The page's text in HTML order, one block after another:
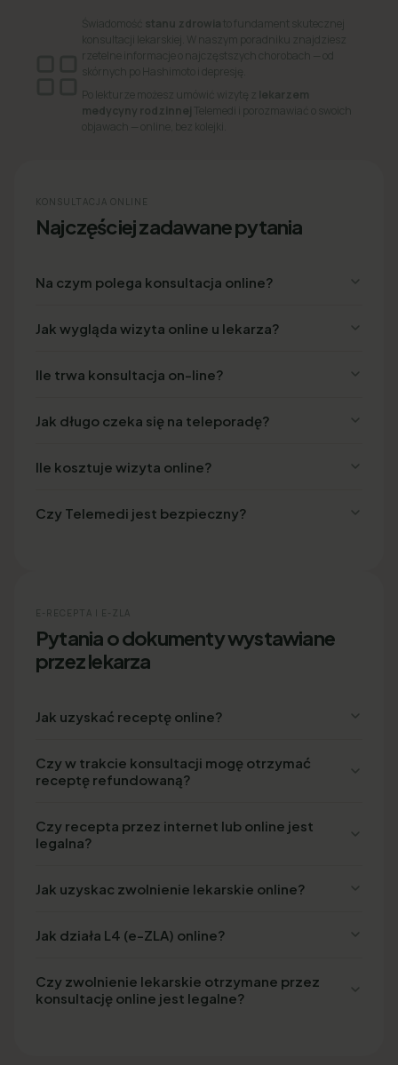
Świadomość stanu zdrowia to fundament skutecznej
konsultacji lekarskiej. W naszym poradniku znajdziesz
rzetelne informacje o najczęstszych chorobach — od
skórnych po Hashimoto i depresję.
Po lekturze możesz umówić wizytę z lekarzem
medycyny rodzinnej Telemedi i porozmawiać o swoich
objawach — online, bez kolejki.
KONSULTACJA ONLINE
Najczęściej zadawane pytania
Na czym polega konsultacja online?
Jak wygląda wizyta online u lekarza?
Ile trwa konsultacja on-line?
Jak długo czeka się na teleporadę?
Ile kosztuje wizyta online?
Czy Telemedi jest bezpieczny?
E-RECEPTA I E-ZLA
Pytania o dokumenty wystawiane
przez lekarza
Jak uzyskać receptę online?
Czy w trakcie konsultacji mogę otrzymać
receptę refundowaną?
Czy recepta przez internet lub online jest
legalna?
Jak uzyskac zwolnienie lekarskie online?
Jak działa L4 (e-ZLA) online?
Czy zwolnienie lekarskie otrzymane przez
konsultację online jest legalne?